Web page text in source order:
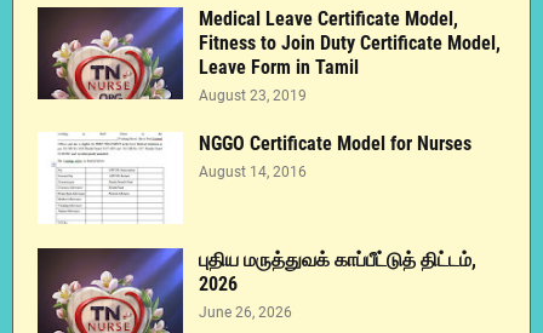
Medical Leave Certificate Model,
Fitness to Join Duty Certificate Model,
Leave Form in Tamil
August 23, 2019
NGGO Certificate Model for Nurses
August 14, 2016
புதிய மருத்துவக் காப்பீட்டுத் திட்டம்,
2026
June 26, 2026